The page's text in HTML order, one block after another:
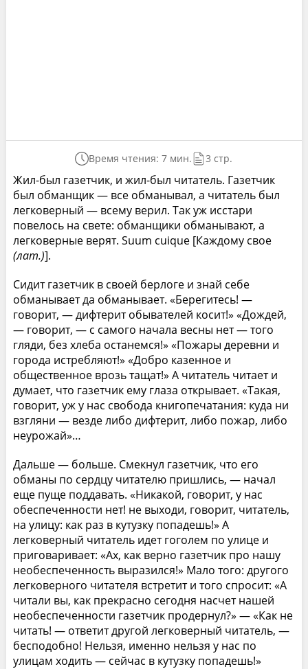
Время чтения: 7 мин. 3 стр.
Жил-был газетчик, и жил-был читатель. Газетчик
был обманщик — все обманывал, а читатель был
легковерный — всему верил. Так уж исстари
повелось на свете: обманщики обманывают, а
легковерные верят. Suum cuique [Каждому свое
(лат.)].
Сидит газетчик в своей берлоге и знай себе
обманывает да обманывает. «Берегитесь! —
говорит, — дифтерит обывателей косит!» «Дождей,
— говорит, — с самого начала весны нет — того
гляди, без хлеба останемся!» «Пожары деревни и
города истребляют!» «Добро казенное и
общественное врозь тащат!» А читатель читает и
думает, что газетчик ему глаза открывает. «Такая,
говорит, уж у нас свобода книгопечатания: куда ни
взгляни — везде либо дифтерит, либо пожар, либо
неурожай»…
Дальше — больше. Смекнул газетчик, что его
обманы по сердцу читателю пришлись, — начал
еще пуще поддавать. «Никакой, говорит, у нас
обеспеченности нет! не выходи, говорит, читатель,
на улицу: как раз в кутузку попадешь!» А
легковерный читатель идет гоголем по улице и
приговаривает: «Ах, как верно газетчик про нашу
необеспеченность выразился!» Мало того: другого
легковерного читателя встретит и того спросит: «А
читали вы, как прекрасно сегодня насчет нашей
необеспеченности газетчик продернул?» — «Как не
читать! — ответит другой легковерный читатель, —
бесподобно! Нельзя, именно нельзя у нас по
улицам ходить — сейчас в кутузку попадешь!»